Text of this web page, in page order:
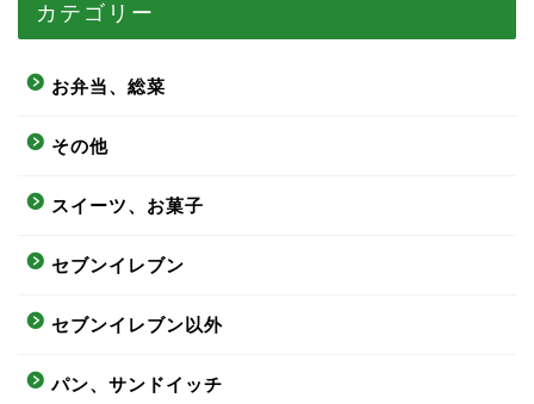
カテゴリー
お弁当、総菜
その他
スイーツ、お菓子
セブンイレブン
セブンイレブン以外
パン、サンドイッチ